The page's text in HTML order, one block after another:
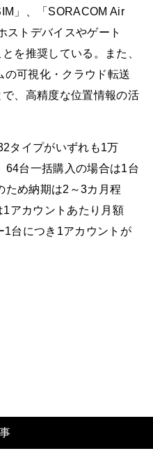
」、「SORACOM Air
ストデバイスやゲート
を推奨している。また、
の可視化・クラウド転送
、高精度な位置情報の活
タイプがいずれも1万
64台一括購入の場合は1台
ため納期は2～3カ月程
アカウントあたり月額
台につき1アカウントが